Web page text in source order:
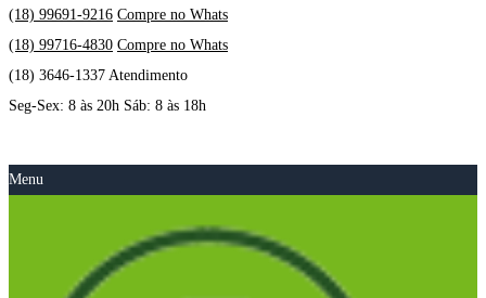
(18) 99691-9216 Compre no Whats
(18) 99716-4830 Compre no Whats
(18) 3646-1337 Atendimento
Seg-Sex: 8 às 20h Sáb: 8 às 18h
Menu